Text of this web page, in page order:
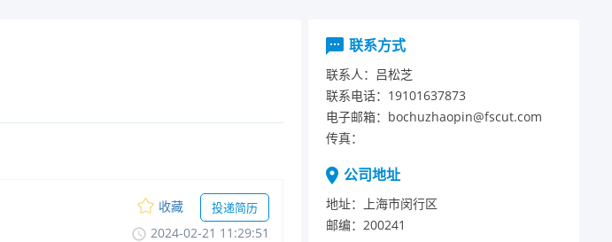
收藏 投递简历
2024-02-2111:29:51
联系方式
联系人： 吕松芝
联系电话： 19101637873
电子邮箱： bochuzhaopin@fscut.com
传真：
公司地址
地址：
上海市闵行区
邮编： 200241